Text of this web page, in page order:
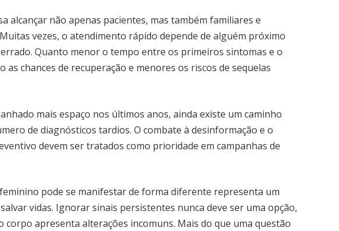
alcançar não apenas pacientes, mas também familiares e
vezes, o atendimento rápido depende de alguém próximo
Quanto menor o tempo entre os primeiros sintomas e o
as chances de recuperação e menores os riscos de sequelas
mais espaço nos últimos anos, ainda existe um caminho
de diagnósticos tardios. O combate à desinformação e o
devem ser tratados como prioridade em campanhas de
pode se manifestar de forma diferente representa um
vidas. Ignorar sinais persistentes nunca deve ser uma opção,
corpo apresenta alterações incomuns. Mais do que uma questão